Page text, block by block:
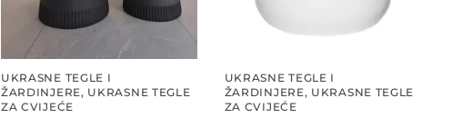
UKRASNE TEGLE I
ŽARDINJERE , UKRASNE TEGLE
ZA CVIJEĆE
UKRASNE TEGLE I
ŽARDINJERE , UKRASNE TEGLE
ZA CVIJEĆE